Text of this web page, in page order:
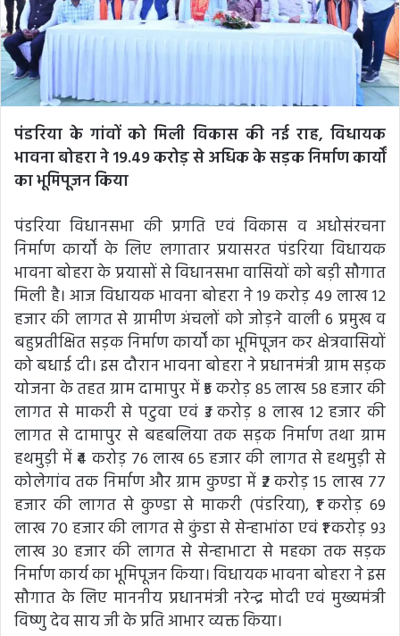
पंडरिया के गांवों को मिली विकास की नई राह, विधायक
भावना बोहरा ने 19.49 करोड़ से अधिक के सड़क निर्माण कार्यों
का भूमिपूजन किया
पंडरिया विधानसभा की प्रगति एवं विकास व अधोसंरचना
निर्माण कार्यों के लिए लगातार प्रयासरत पंडरिया विधायक
भावना बोहरा के प्रयासों से विधानसभा वासियों को बड़ी सौगात
मिली है। आज विधायक भावना बोहरा ने 19 करोड़ 49 लाख 12
हजार की लागत से ग्रामीण अंचलों को जोड़ने वाली 6 प्रमुख व
बहुप्रतीक्षित सड़क निर्माण कार्यों का भूमिपूजन कर क्षेत्रवासियों
को बधाई दी। इस दौरान भावना बोहरा ने प्रधानमंत्री ग्राम सड़क
योजना के तहत ग्राम दामापुर में ₹5 करोड़ 85 लाख 58 हजार की
लागत से माकरी से पटुवा एवं ₹3 करोड़ 8 लाख 12 हजार की
लागत से दामापुर से बहबलिया तक सड़क निर्माण तथा ग्राम
हथमुड़ी में ₹4 करोड़ 76 लाख 65 हजार की लागत से हथमुड़ी से
कोलेगांव तक निर्माण और ग्राम कुण्डा में ₹2 करोड़ 15 लाख 77
हजार की लागत से कुण्डा से माकरी (पंडरिया), ₹1 करोड़ 69
लाख 70 हजार की लागत से कुंडा से सेन्हाभांठा एवं ₹1 करोड़ 93
लाख 30 हजार की लागत से सेन्हाभाटा से महका तक सड़क
निर्माण कार्य का भूमिपूजन किया। विधायक भावना बोहरा ने इस
सौगात के लिए माननीय प्रधानमंत्री नरेन्द्र मोदी एवं मुख्यमंत्री
विष्णु देव साय जी के प्रति आभार व्यक्त किया।